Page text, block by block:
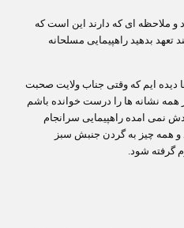
اعلام می کنند که راهپیمایی 22 خرداد برگزار نمی شود و ملاحظه ای که دارند این است که
بدهید راهپیمایی مسلحانه
مرحله بعدی است. بارها دیده ایم که وقتی جناب ولایت صحبت
ظاهرا این اتفاق به دلیل 22 خرداد به تعویق افتاد یا اگر همه نشانه ها را درست خوانده باشم
بدش نمی امده راهپیمایی سرانجام
و همه چیز به گردن جنبش سبز
گرفته شود.